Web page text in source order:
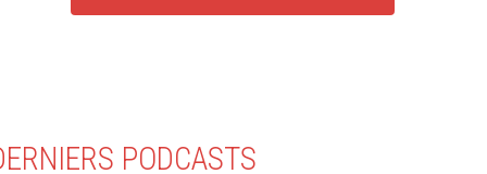
PODCASTS